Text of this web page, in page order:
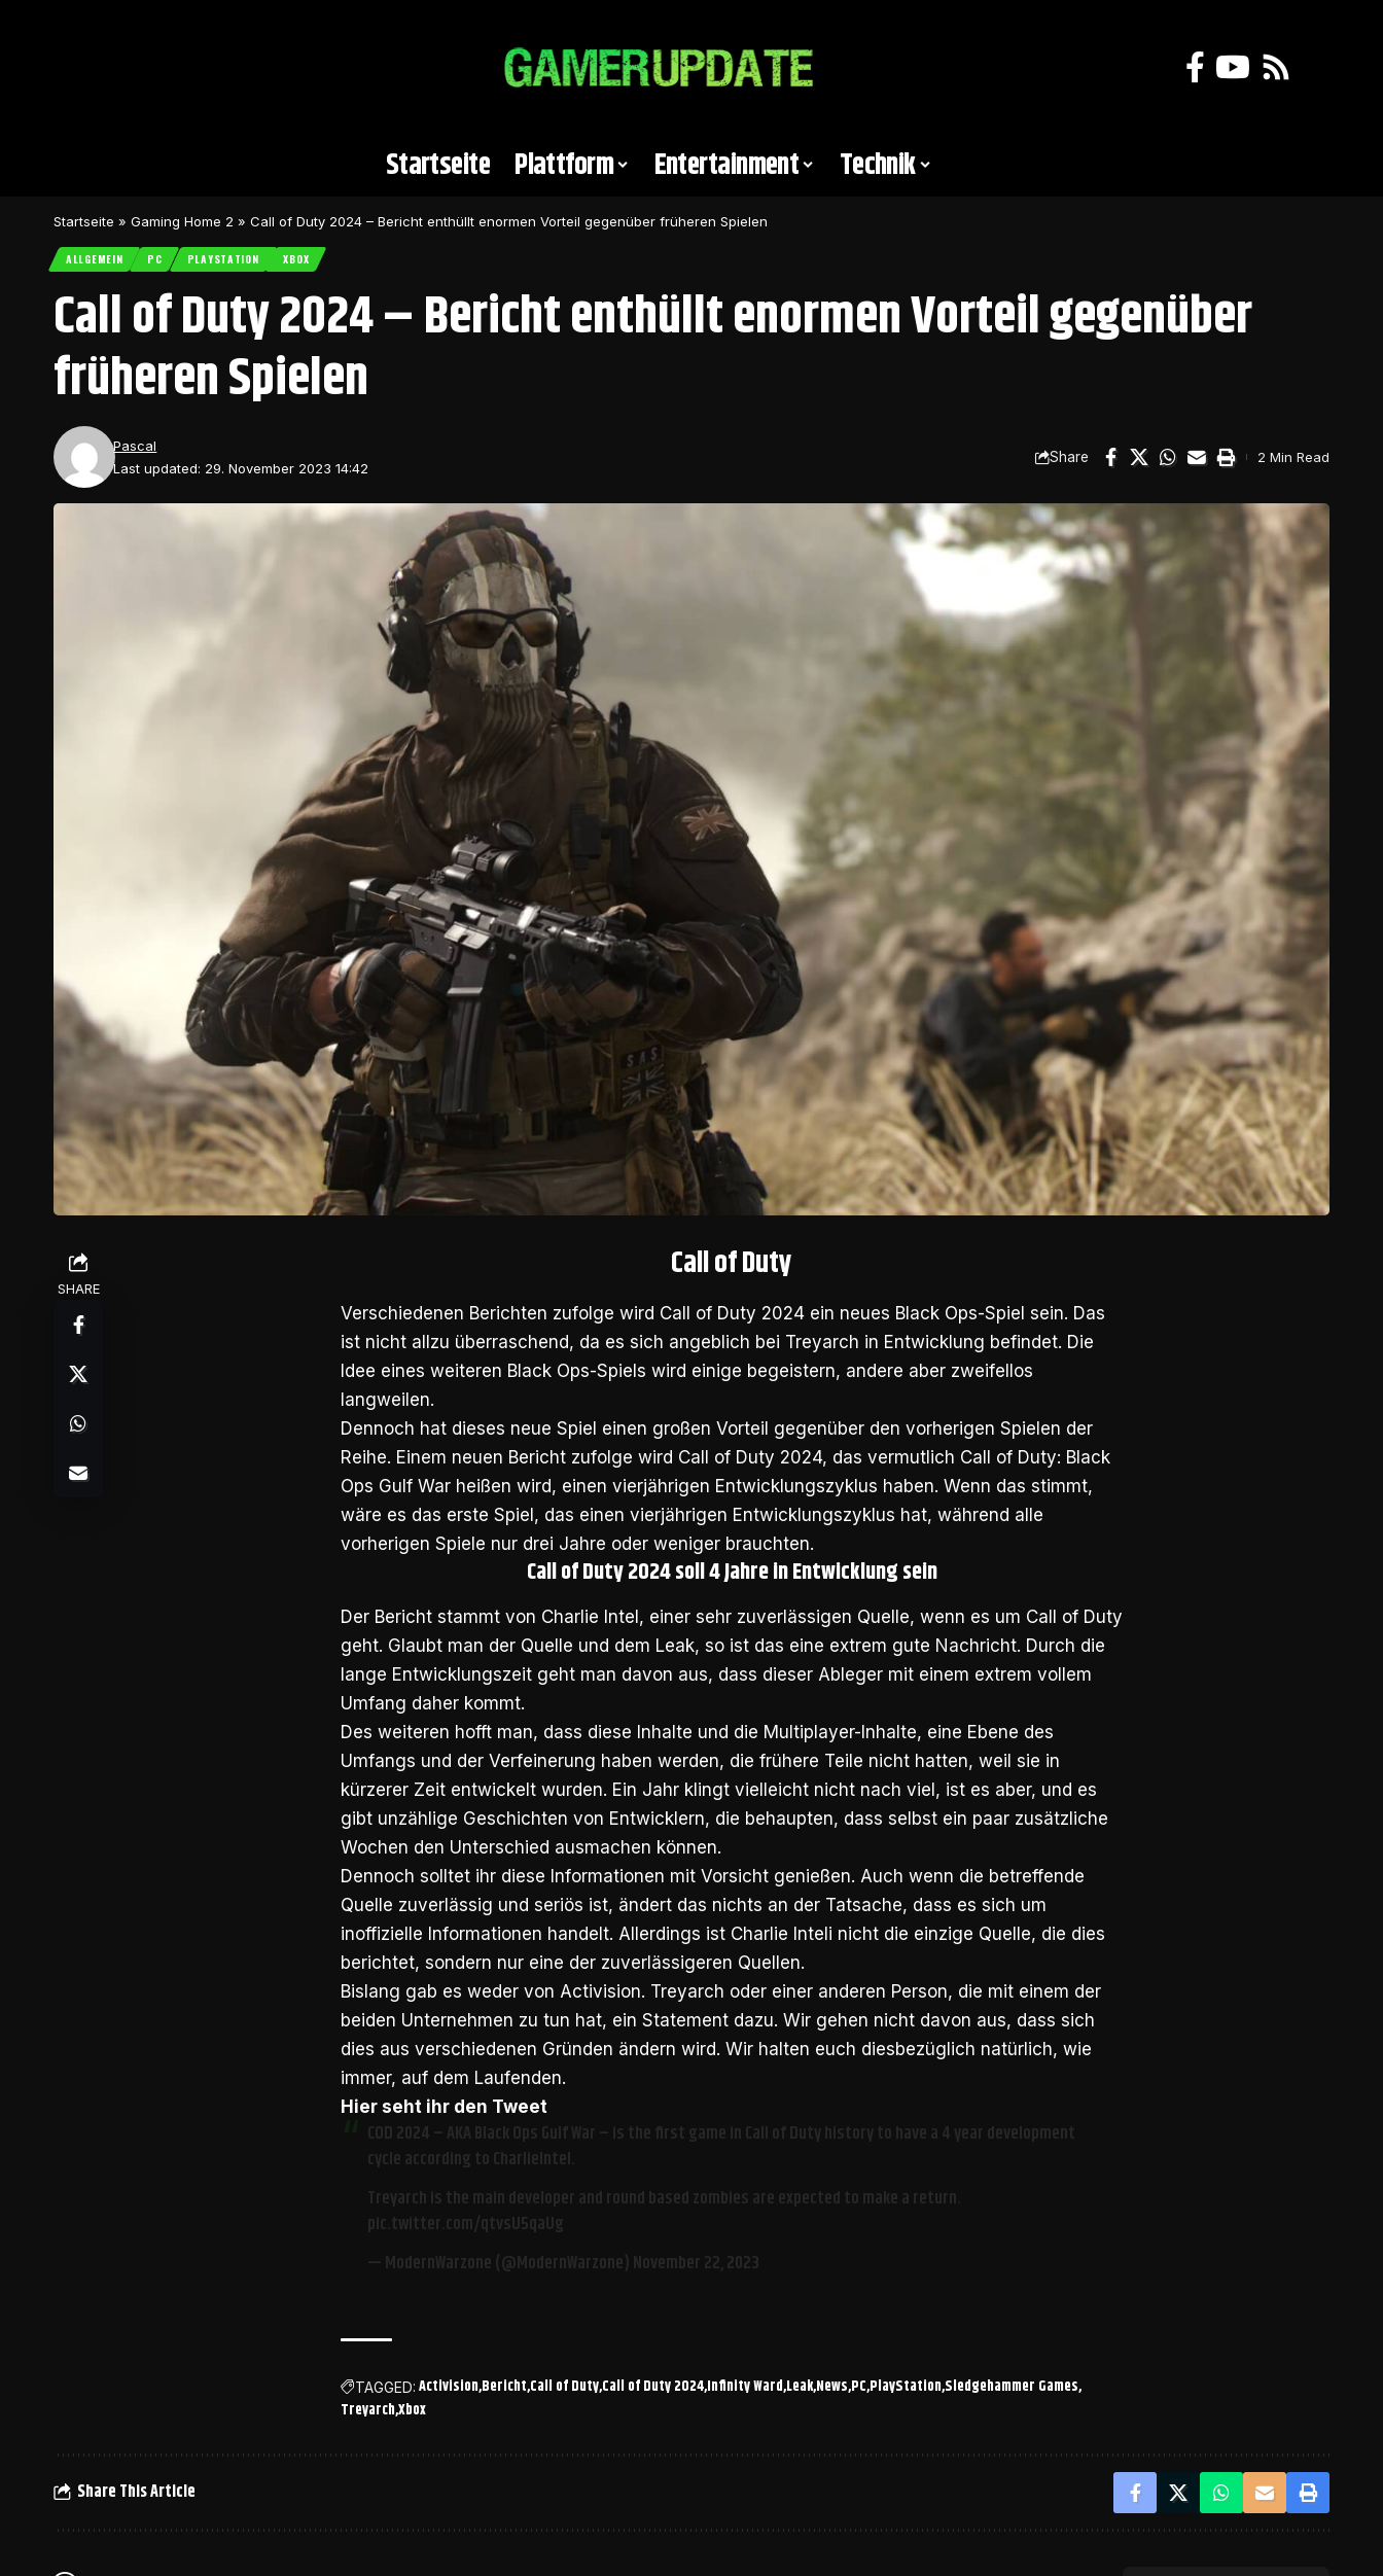
Startseite Plattform Entertainment Technik
Startseite » Gaming Home 2 » Call of Duty 2024 – Bericht enthüllt enormen Vorteil gegenüber früheren Spielen
ALLGEMEIN PC PLAYSTATION XBOX
Call of Duty 2024 – Bericht enthüllt enormen Vorteil gegenüber
früheren Spielen
Last updated: 29. November 2023 14:42
Pascal
Share 2 Min Read
SHARE
Call of Duty
Verschiedenen Berichten zufolge wird Call of Duty 2024 ein neues Black Ops-Spiel sein. Das
ist nicht allzu überraschend, da es sich angeblich bei Treyarch in Entwicklung befindet. Die
Idee eines weiteren Black Ops-Spiels wird einige begeistern, andere aber zweifellos
langweilen.
Dennoch hat dieses neue Spiel einen großen Vorteil gegenüber den vorherigen Spielen der
Reihe. Einem neuen Bericht zufolge wird Call of Duty 2024, das vermutlich Call of Duty: Black
Ops Gulf War heißen wird, einen vierjährigen Entwicklungszyklus haben. Wenn das stimmt,
wäre es das erste Spiel, das einen vierjährigen Entwicklungszyklus hat, während alle
vorherigen Spiele nur drei Jahre oder weniger brauchten.
Call of Duty 2024 soll 4 Jahre in Entwicklung sein
Der Bericht stammt von Charlie Intel, einer sehr zuverlässigen Quelle, wenn es um Call of Duty
geht. Glaubt man der Quelle und dem Leak, so ist das eine extrem gute Nachricht. Durch die
lange Entwicklungszeit geht man davon aus, dass dieser Ableger mit einem extrem vollem
Umfang daher kommt.
Des weiteren hofft man, dass diese Inhalte und die Multiplayer-Inhalte, eine Ebene des
Umfangs und der Verfeinerung haben werden, die frühere Teile nicht hatten, weil sie in
kürzerer Zeit entwickelt wurden. Ein Jahr klingt vielleicht nicht nach viel, ist es aber, und es
gibt unzählige Geschichten von Entwicklern, die behaupten, dass selbst ein paar zusätzliche
Wochen den Unterschied ausmachen können.
Dennoch solltet ihr diese Informationen mit Vorsicht genießen. Auch wenn die betreffende
Quelle zuverlässig und seriös ist, ändert das nichts an der Tatsache, dass es sich um
inoffizielle Informationen handelt. Allerdings ist Charlie Inteli nicht die einzige Quelle, die dies
berichtet, sondern nur eine der zuverlässigeren Quellen.
Bislang gab es weder von Activision. Treyarch oder einer anderen Person, die mit einem der
beiden Unternehmen zu tun hat, ein Statement dazu. Wir gehen nicht davon aus, dass sich
dies aus verschiedenen Gründen ändern wird. Wir halten euch diesbezüglich natürlich, wie
immer, auf dem Laufenden.
Hier seht ihr den Tweet
COD 2024 – AKA Black Ops Gulf War – is the first game in Call of Duty history to have a 4 year development
cycle according to CharlieIntel.
Treyarch is the main developer and round based zombies are expected to make a return.
pic.twitter.com/qtvsU5qaUg
— ModernWarzone (@ModernWarzone)November 22, 2023
TAGGED: Activision Bericht Call of DutyCall of Duty 2024Infinity Ward LeakNews PC PlayStation Sledgehammer Games
TreyarchXbox
Share This Article